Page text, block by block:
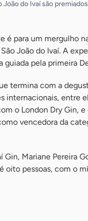
João do Ivaí são
é para um mergulho
João do Ivaí. A
guiada pela primeira
termina com a
internacionais, entre
o London Dry Gin,
vencedora da
Mariane Pereira
oito pessoas, com o